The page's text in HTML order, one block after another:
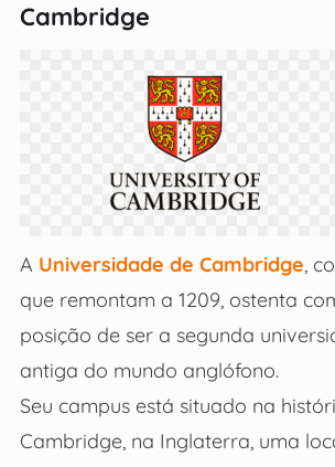
Cambridge
A Universidade de Cambridge ,
que remontam a 1209, ostenta
posição de ser a segunda
antiga do mundo anglófono.
Seu campus está situado na
Cambridge, na Inglaterra, uma